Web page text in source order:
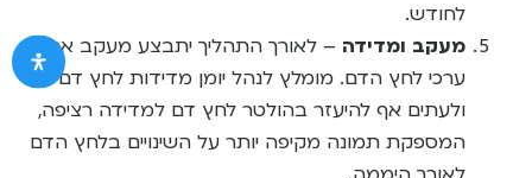
לחודש.
מעקב ומדידה – לאורך התהליך יתבצע מעקב אחר
ערכי לחץ הדם. מומלץ לנהל יומן מדידות לחץ דם
ולעתים אף להיעזר בהולטר לחץ דם למדידה רציפה,
המספקת תמונה מקיפה יותר על השינויים בלחץ הדם